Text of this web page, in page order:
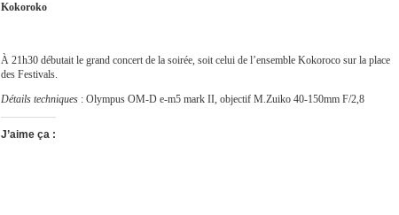
Kokoroko
À 21h30 débutait le grand concert de la soirée, soit celui de l’ensemble Kokoroco sur la place
des Festivals.
Détails techniques : Olympus OM-D e-m5 mark II, objectif M.Zuiko 40-150mm F/2,8
J’aime ça :